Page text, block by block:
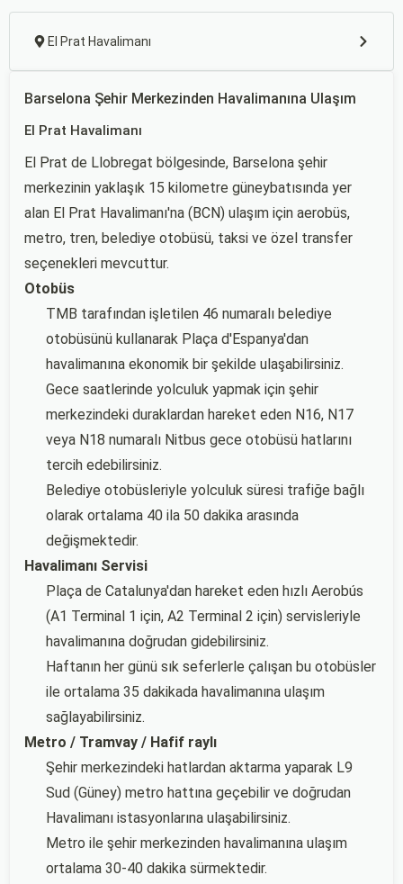
El Prat Havalimanı
Barselona Şehir Merkezinden Havalimanına Ulaşım
El Prat Havalimanı
El Prat de Llobregat bölgesinde, Barselona şehir
merkezinin yaklaşık 15 kilometre güneybatısında yer
alan El Prat Havalimanı'na (BCN) ulaşım için aerobüs,
metro, tren, belediye otobüsü, taksi ve özel transfer
seçenekleri mevcuttur.
Otobüs
TMB tarafından işletilen 46 numaralı belediye
otobüsünü kullanarak Plaça d'Espanya'dan
havalimanına ekonomik bir şekilde ulaşabilirsiniz.
Gece saatlerinde yolculuk yapmak için şehir
merkezindeki duraklardan hareket eden N16, N17
veya N18 numaralı Nitbus gece otobüsü hatlarını
tercih edebilirsiniz.
Belediye otobüsleriyle yolculuk süresi trafiğe bağlı
olarak ortalama 40 ila 50 dakika arasında
değişmektedir.
Havalimanı Servisi
Plaça de Catalunya'dan hareket eden hızlı Aerobús
(A1 Terminal 1 için, A2 Terminal 2 için) servisleriyle
havalimanına doğrudan gidebilirsiniz.
Haftanın her günü sık seferlerle çalışan bu otobüsler
ile ortalama 35 dakikada havalimanına ulaşım
sağlayabilirsiniz.
Metro / Tramvay / Hafif raylı
Şehir merkezindeki hatlardan aktarma yaparak L9
Sud (Güney) metro hattına geçebilir ve doğrudan
Havalimanı istasyonlarına ulaşabilirsiniz.
Metro ile şehir merkezinden havalimanına ulaşım
ortalama 30-40 dakika sürmektedir.